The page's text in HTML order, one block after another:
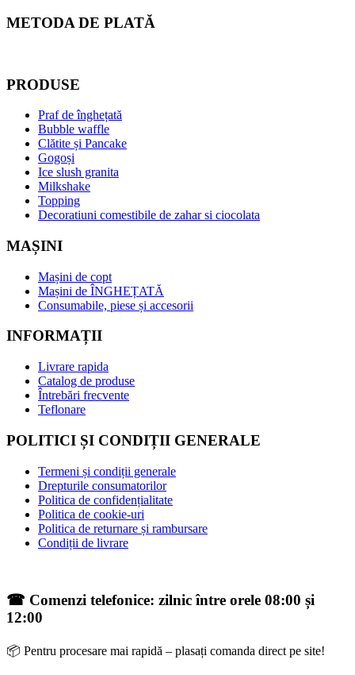
METODA DE PLATĂ
PRODUSE
Praf de înghețată
Bubble waffle
Clătite și Pancake
Gogoși
Ice slush granita
Milkshake
Topping
Decoratiuni comestibile de zahar si ciocolata
MAȘINI
Mașini de copt
Mașini de ÎNGHEȚATĂ
Consumabile, piese și accesorii
INFORMAȚII
Livrare rapida
Catalog de produse
Întrebări frecvente
Teflonare
POLITICI ȘI CONDIȚII GENERALE
Termeni și condiții generale
Drepturile consumatorilor
Politica de confidențialitate
Politica de cookie-uri
Politica de returnare și rambursare
Condiții de livrare
☎ Comenzi telefonice: zilnic între orele 08:00 și
12:00
📦 Pentru procesare mai rapidă – plasați comanda direct pe site!